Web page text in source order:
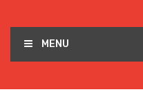
MENU